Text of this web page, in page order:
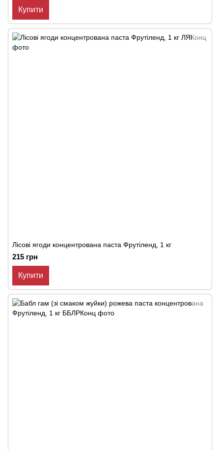
Купити
Лісові ягоди концентрована паста Фрутіленд, 1 кг
215 грн
Купити